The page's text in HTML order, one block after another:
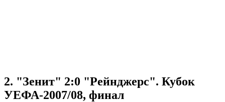
2. "Зенит" 2:0 "Рейнджерс". Кубок
УЕФА-2007/08, финал